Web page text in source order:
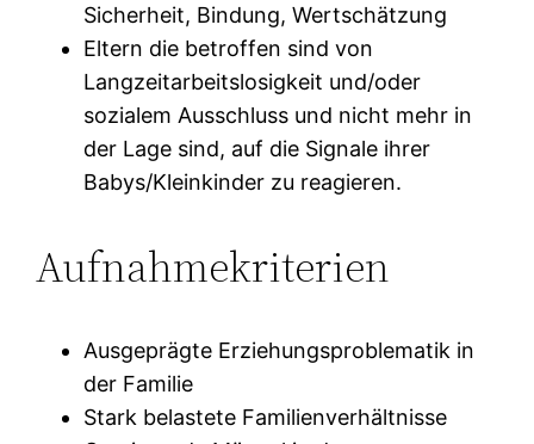
Sicherheit, Bindung, Wertschätzung
Eltern die betroffen sind von
Langzeitarbeitslosigkeit und/oder
sozialem Ausschluss und nicht mehr in
der Lage sind, auf die Signale ihrer
Babys/Kleinkinder zu reagieren.
Aufnahmekriterien
Ausgeprägte Erziehungsproblematik in
der Familie
Stark belastete Familienverhältnisse